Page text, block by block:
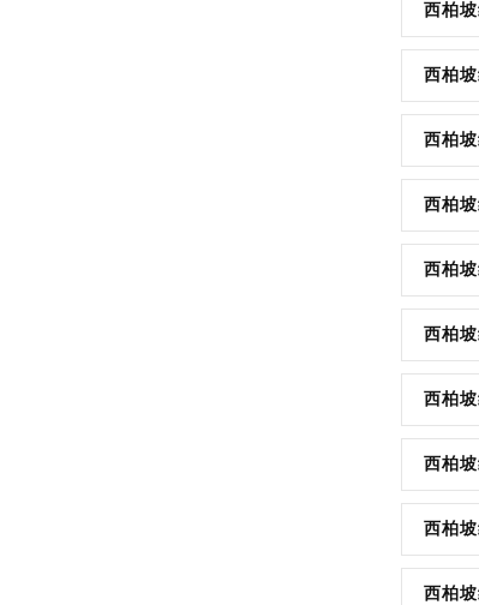
西柏
西柏坡
西柏
西柏
西柏
西柏
西柏
西柏
西柏
西柏